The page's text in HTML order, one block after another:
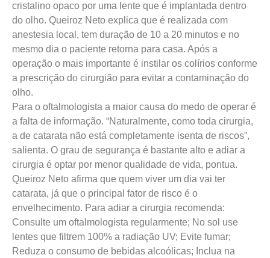
cristalino opaco por uma lente que é implantada dentro
do olho. Queiroz Neto explica que é realizada com
anestesia local, tem duração de 10 a 20 minutos e no
mesmo dia o paciente retorna para casa. Após a
operação o mais importante é instilar os colírios conforme
a prescrição do cirurgião para evitar a contaminação do
olho.
Para o oftalmologista a maior causa do medo de operar é
a falta de informação. “Naturalmente, como toda cirurgia,
a de catarata não está completamente isenta de riscos”,
salienta. O grau de segurança é bastante alto e adiar a
cirurgia é optar por menor qualidade de vida, pontua.
Queiroz Neto afirma que quem viver um dia vai ter
catarata, já que o principal fator de risco é o
envelhecimento. Para adiar a cirurgia recomenda:
Consulte um oftalmologista regularmente; No sol use
lentes que filtrem 100% a radiação UV; Evite fumar;
Reduza o consumo de bebidas alcoólicas; Inclua na